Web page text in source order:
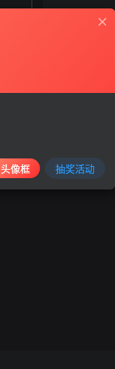
头像框 抽奖活动